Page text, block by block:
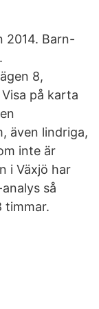
2014. Barn-
8,
på karta
även lindriga,
inte är
i Växjö har
så
timmar.